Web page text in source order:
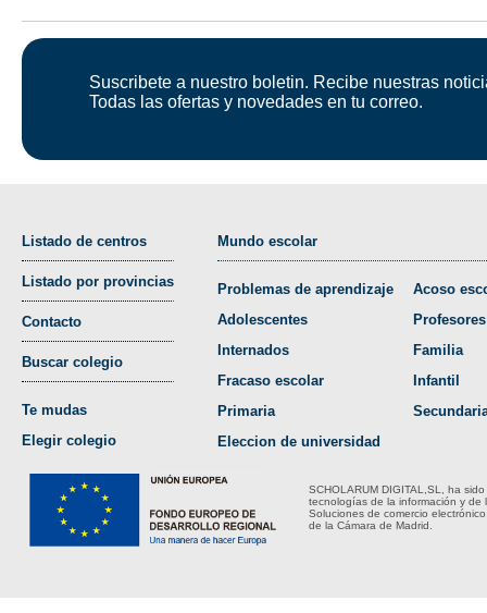
Suscribete a nuestro boletin. Recibe nuestras
Todas las ofertas y novedades en tu correo.
Listado de centros
Listado por provincias
Contacto
Buscar colegio
Te mudas
Elegir colegio
Mundo escolar
Problemas de aprendizaje
Adolescentes
Internados
Fracaso escolar
Primaria
Eleccion de universidad
Acoso
Profesores
Familia
Infantil
SCHOLARUM DIGITAL,SL, ha
tecnologías de la información y de
Soluciones de comercio
de la Cámara de Madrid.